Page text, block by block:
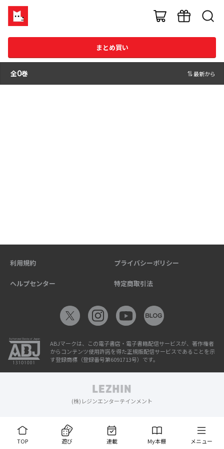
まとめ買い
全0巻 最新から
TOP 遊び 連載 My本棚 メニュー
利用規約 プライバシーポリシー
ヘルプセンター 特定商取引法
ABJマークは、この電子書店・電子書籍配信サービスが、著作権者
からコンテンツ使用許諾を得た正規版配信サービスであることを示
す登録商標（登録番号第6091713号）です。
(株)レジンエンターテインメント